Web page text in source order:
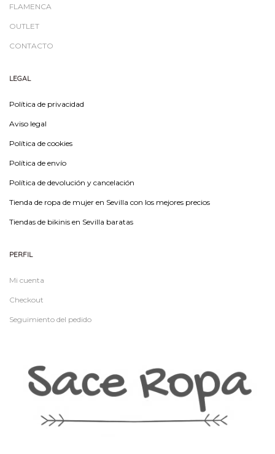
FLAMENCA
OUTLET
CONTACTO
LEGAL
Política de privacidad
Aviso legal
Política de cookies
Política de envío
Política de devolución y cancelación
Tienda de ropa de mujer en Sevilla con los mejores precios
Tiendas de bikinis en Sevilla baratas
PERFIL
Mi cuenta
Checkout
Seguimiento del pedido